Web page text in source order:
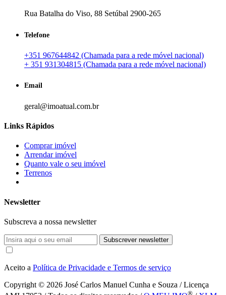
Rua Batalha do Viso, 88 Setúbal 2900-265
Telefone
+351 967644842 (Chamada para a rede móvel nacional)
+ 351 931304815 (Chamada para a rede móvel nacional)
Email
geral@imoatual.com.br
Links Rápidos
Comprar imóvel
Arrendar imóvel
Quanto vale o seu imóvel
Terrenos
Newsletter
Subscreva a nossa newsletter
Subscrever newsletter
Aceito a Política de Privacidade e Termos de serviço
Copyright © 2026 José Carlos Manuel Cunha e Souza / Licença
®